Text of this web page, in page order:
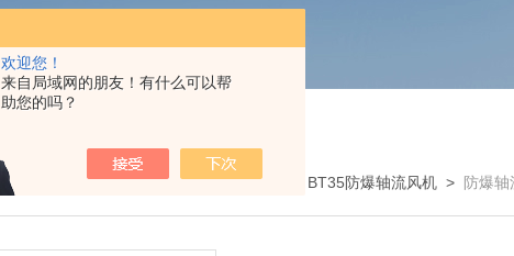
欢迎您！
来自局域网的朋友！有什么可以帮
助您的吗？
我的位置： 首页>产品中心>防爆风机 BT35防爆轴流风机 > 防爆轴流